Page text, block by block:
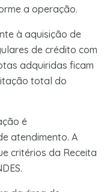
a operação.
à aquisição de
de crédito com
adquiridas ficam
total do
é
atendimento. A
critérios da Receita